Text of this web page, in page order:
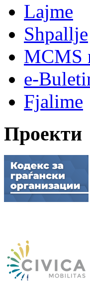
Lajme
Shpallje
MCMS
e-
Fjalime
Проекти